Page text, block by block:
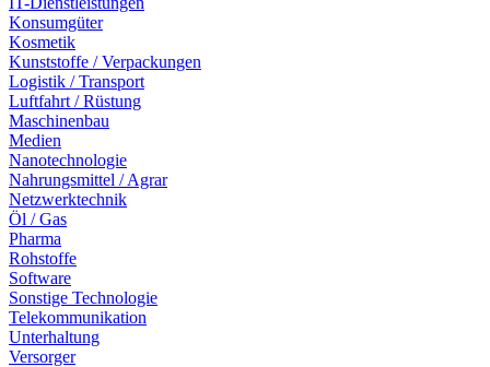
Konsumgüter
Kosmetik
Kunststoffe / Verpackungen
Logistik / Transport
Luftfahrt / Rüstung
Maschinenbau
Medien
Nanotechnologie
Nahrungsmittel / Agrar
Netzwerktechnik
Öl / Gas
Pharma
Rohstoffe
Software
Sonstige Technologie
Telekommunikation
Unterhaltung
Versorger